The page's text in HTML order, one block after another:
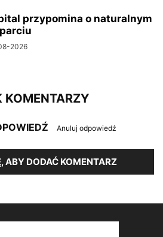
przypomina o naturalnym
2026
KOMENTARZY
Anuluj odpowiedź
ABY DODAĆ KOMENTARZ